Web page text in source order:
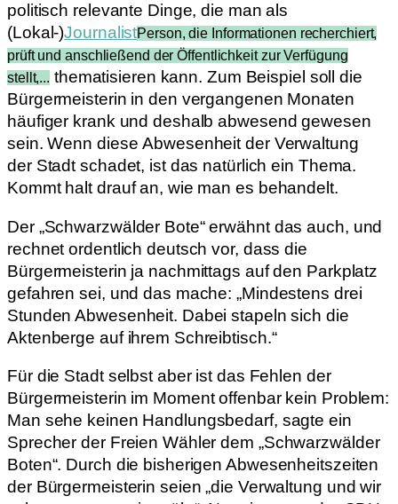
politisch relevante Dinge, die man als
(Lokal-)JournalistPerson, die Informationen recherchiert,
prüft und anschließend der Öffentlichkeit zur Verfügung
stellt,... thematisieren kann. Zum Beispiel soll die
Bürgermeisterin in den vergangenen Monaten
häufiger krank und deshalb abwesend gewesen
sein. Wenn diese Abwesenheit der Verwaltung
der Stadt schadet, ist das natürlich ein Thema.
Kommt halt drauf an, wie man es behandelt.
Der „Schwarzwälder Bote“ erwähnt das auch, und
rechnet ordentlich deutsch vor, dass die
Bürgermeisterin ja nachmittags auf den Parkplatz
gefahren sei, und das mache: „Mindestens drei
Stunden Abwesenheit. Dabei stapeln sich die
Aktenberge auf ihrem Schreibtisch.“
Für die Stadt selbst aber ist das Fehlen der
Bürgermeisterin im Moment offenbar kein Problem:
Man sehe keinen Handlungsbedarf, sagte ein
Sprecher der Freien Wähler dem „Schwarzwälder
Boten“. Durch die bisherigen Abwesenheitszeiten
der Bürgermeisterin seien „die Verwaltung und wir